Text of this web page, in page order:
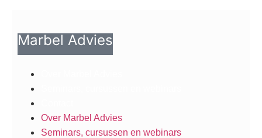
Marbel Advies
Over Marbel Advies
Seminars, cursussen en webinars